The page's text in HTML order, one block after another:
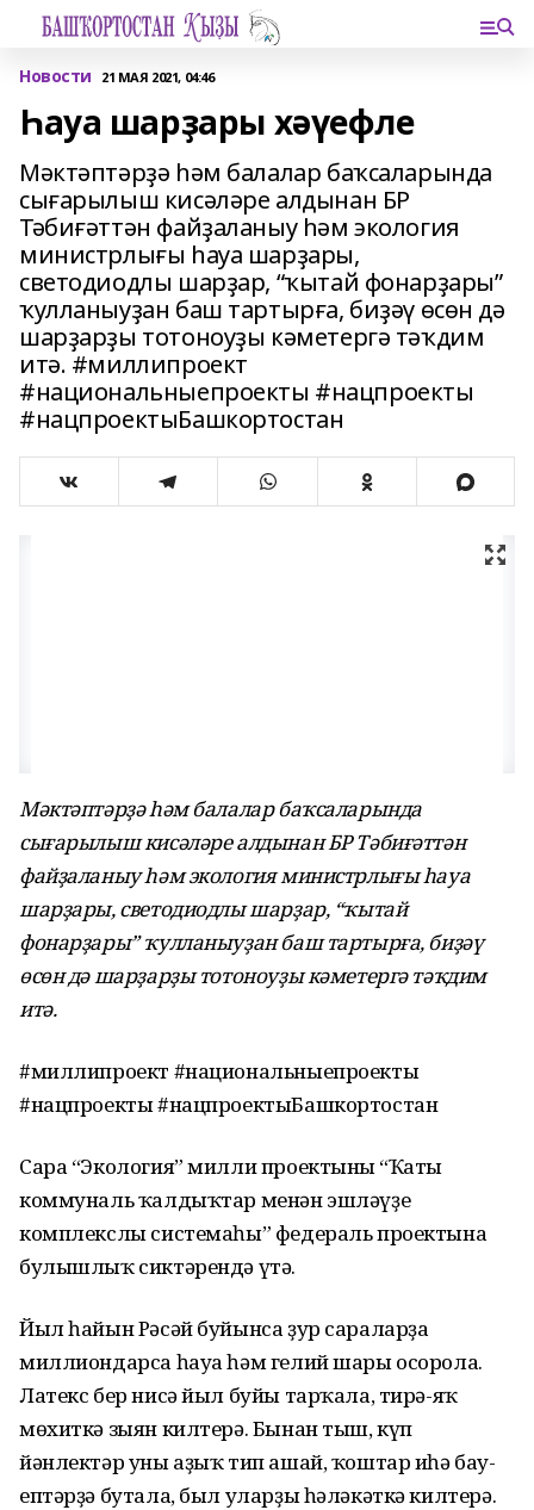
Новости 21 МАЯ 2021, 04:46
Һауа шарҙары хәүефле
Мәктәптәрҙә һәм балалар баҡсаларында
сығарылыш кисәләре алдынан БР
Тәбиғәттән файҙаланыу һәм экология
министрлығы һауа шарҙары,
светодиодлы шарҙар, “ҡытай фонарҙары”
ҡулланыуҙан баш тартырға, биҙәү өсөн дә
шарҙарҙы тотоноуҙы кәметергә тәҡдим
итә. #миллипроект
#национальныепроекты #нацпроекты
#нацпроектыБашкортостан
Мәктәптәрҙә һәм балалар баҡсаларында
сығарылыш кисәләре алдынан БР Тәбиғәттән
файҙаланыу һәм экология министрлығы һауа
шарҙары, светодиодлы шарҙар, “ҡытай
фонарҙары” ҡулланыуҙан баш тартырға, биҙәү
өсөн дә шарҙарҙы тотоноуҙы кәметергә тәҡдим
итә.
#миллипроект #национальныепроекты
#нацпроекты #нацпроектыБашкортостан
Сара “Экология” милли проектының “Ҡаты
коммуналь ҡалдыҡтар менән эшләүҙең
комплекслы системаһы” федераль проектына
булышлыҡ сиктәрендә үтә.
Йыл һайын Рәсәй буйынса ҙур сараларҙа
миллиондарса һауа һәм гелий шары осорола.
Латекс бер нисә йыл буйы тарҡала, тирә-яҡ
мөхиткә зыян килтерә. Бынан тыш, күп
йәнлектәр уны аҙыҡ тип ашай, ҡоштар иһә бау-
ептәрҙә бутала, был уларҙы һәләкәткә килтерә.